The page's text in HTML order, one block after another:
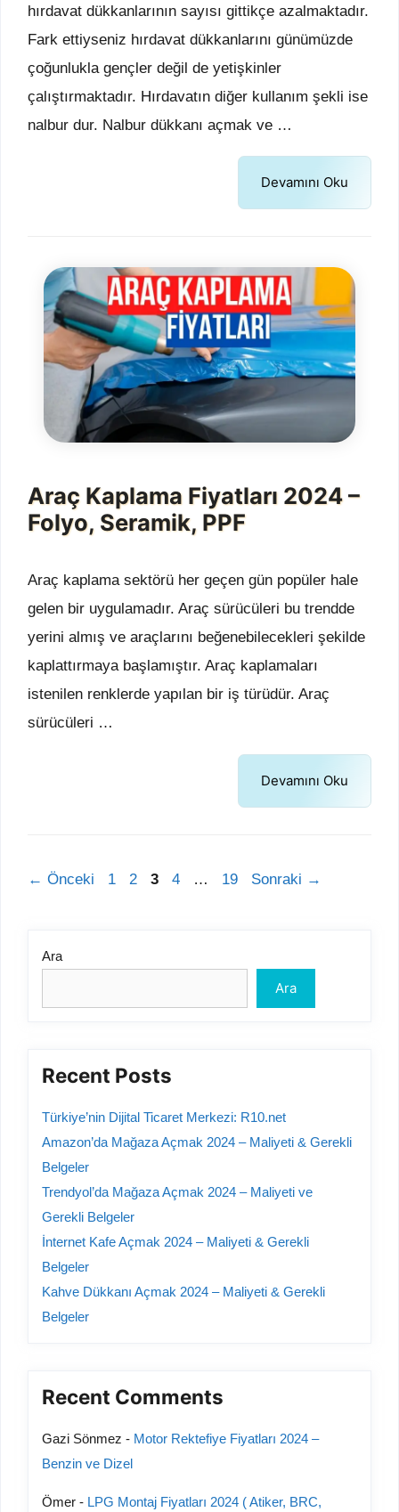
hırdavat dükkanlarının sayısı gittikçe azalmaktadır.
Fark ettiyseniz hırdavat dükkanlarını günümüzde
çoğunlukla gençler değil de yetişkinler
çalıştırmaktadır. Hırdavatın diğer kullanım şekli ise
nalbur dur. Nalbur dükkanı açmak ve …
Devamını Oku
Araç Kaplama Fiyatları 2024 –
Folyo, Seramik, PPF
Araç kaplama sektörü her geçen gün popüler hale
gelen bir uygulamadır. Araç sürücüleri bu trendde
yerini almış ve araçlarını beğenebilecekleri şekilde
kaplattırmaya başlamıştır. Araç kaplamaları
istenilen renklerde yapılan bir iş türüdür. Araç
sürücüleri …
Devamını Oku
← Önceki Sayfa
1 Sayfa
2 Sayfa
3 Sayfa
4 … Sayfa
19 Sonraki →
Ara
Ara
Recent Posts
Türkiye’nin Dijital Ticaret Merkezi: R10.net
Amazon’da Mağaza Açmak 2024 – Maliyeti & Gerekli
Belgeler
Trendyol’da Mağaza Açmak 2024 – Maliyeti ve
Gerekli Belgeler
İnternet Kafe Açmak 2024 – Maliyeti & Gerekli
Belgeler
Kahve Dükkanı Açmak 2024 – Maliyeti & Gerekli
Belgeler
Recent Comments
Gazi Sönmez - Motor Rektefiye Fiyatları 2024 –
Benzin ve Dizel
Ömer - LPG Montaj Fiyatları 2024 ( Atiker, BRC,